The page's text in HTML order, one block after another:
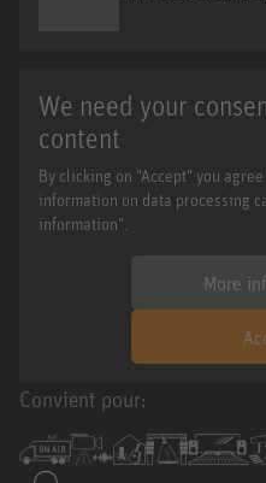
We need your
content
By clicking on "Accept" you
information on data processing
information".
More
Convient pour: